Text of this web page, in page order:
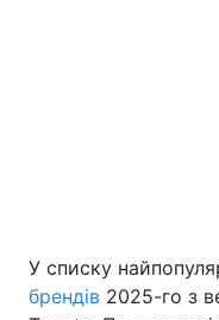
У списку
брендів 2025-го з